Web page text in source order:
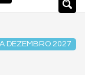
DEZEMBRO 2027